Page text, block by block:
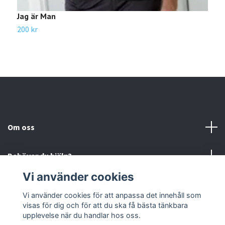
Jag är Man
200 kr
Om oss
Behöver du hjälp?
Läs mer
Sociala medier
Vi använder cookies
Vi använder cookies för att anpassa det innehåll som
visas för dig och för att du ska få bästa tänkbara
upplevelse när du handlar hos oss.